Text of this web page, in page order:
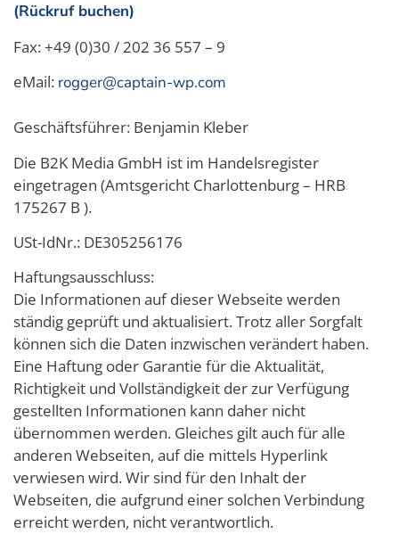
(Rückruf buchen)
Fax: +49 (0)30 / 202 36 557 – 9
eMail: rogger@captain-wp.com
Geschäftsführer: Benjamin Kleber
Die B2K Media GmbH ist im Handelsregister
eingetragen (Amtsgericht Charlottenburg – HRB
175267 B ).
USt-IdNr.: DE305256176
Haftungsausschluss:
Die Informationen auf dieser Webseite werden
ständig geprüft und aktualisiert. Trotz aller Sorgfalt
können sich die Daten inzwischen verändert haben.
Eine Haftung oder Garantie für die Aktualität,
Richtigkeit und Vollständigkeit der zur Verfügung
gestellten Informationen kann daher nicht
übernommen werden. Gleiches gilt auch für alle
anderen Webseiten, auf die mittels Hyperlink
verwiesen wird. Wir sind für den Inhalt der
Webseiten, die aufgrund einer solchen Verbindung
erreicht werden, nicht verantwortlich.